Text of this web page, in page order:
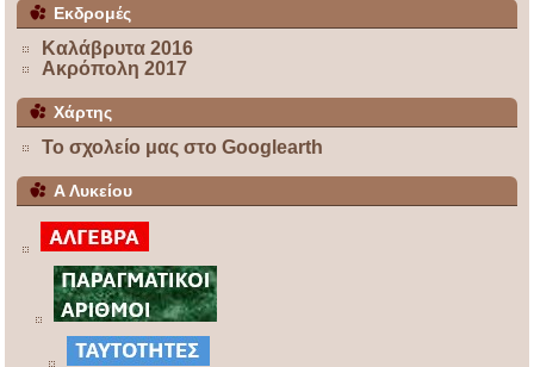
Εκδρομές
Καλάβρυτα 2016
Ακρόπολη 2017
Χάρτης
Το σχολείο μας στο Googlearth
Α Λυκείου